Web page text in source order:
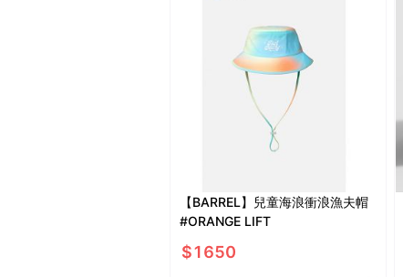
【BARREL】兒童海浪衝浪漁夫帽
#ORANGE LIFT
$1650